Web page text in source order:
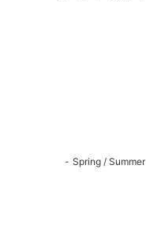
Spring / Summer